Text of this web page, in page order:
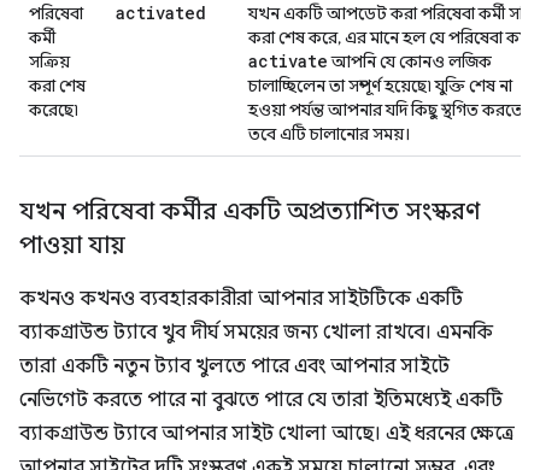
পরিষেবা
কর্মী
সক্রিয়
করা শেষ
করেছে৷
activated
যখন একটি আপডেট করা পরিষেবা কর্মী
করা শেষ করে, এর মানে হল যে পরিষেবা কর্মী
activateআপনি যে কোনও লজিক
চালাচ্ছিলেন তা সম্পূর্ণ হয়েছে৷ যুক্তি শেষ না
হওয়া পর্যন্ত আপনার যদি কিছু স্থগিত করতে
তবে এটি চালানোর সময়।
যখন পরিষেবা কর্মীর একটি অপ্রত্যাশিত সংস্করণ
পাওয়া যায়
কখনও কখনও ব্যবহারকারীরা আপনার সাইটটিকে একটি
ব্যাকগ্রাউন্ড ট্যাবে খুব দীর্ঘ সময়ের জন্য খোলা রাখবে। এমনকি
তারা একটি নতুন ট্যাব খুলতে পারে এবং আপনার সাইটে
নেভিগেট করতে পারে না বুঝতে পারে যে তারা ইতিমধ্যেই একটি
ব্যাকগ্রাউন্ড ট্যাবে আপনার সাইট খোলা আছে। এই ধরনের ক্ষেত্রে